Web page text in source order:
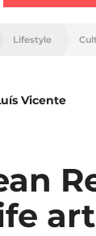
Lifestyle
Vicente